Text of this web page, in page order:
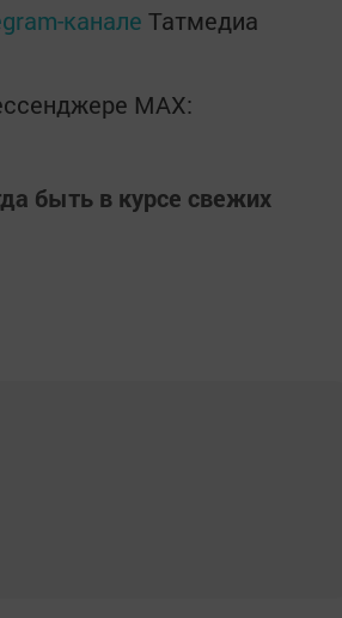
канале Татмедиа
MАХ:
быть в курсе свежих